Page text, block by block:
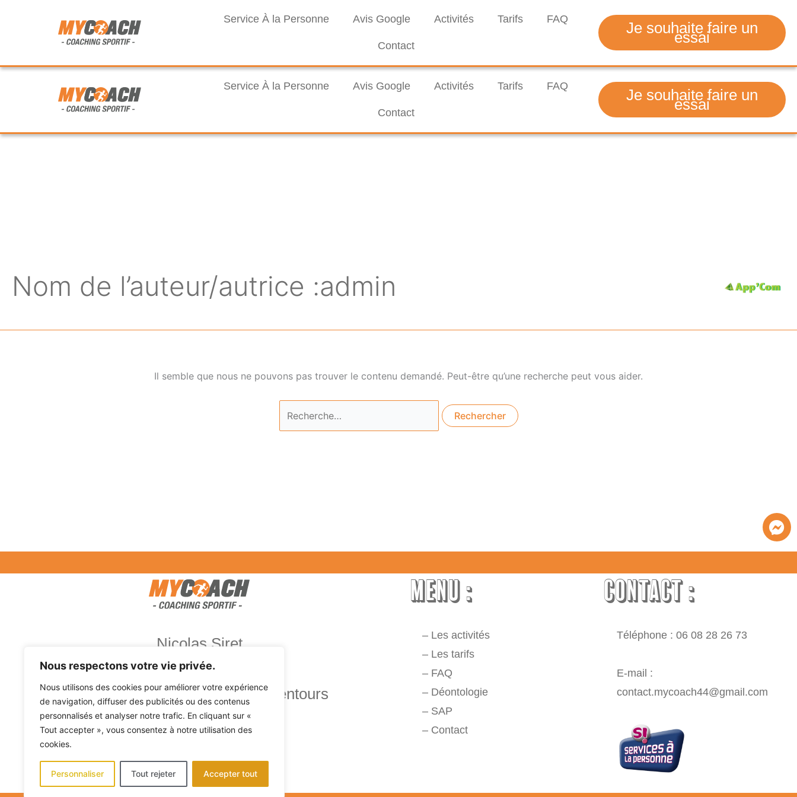
Nous respectons votre vie privée.
Nous utilisons des cookies pour améliorer votre expérience
de navigation, diffuser des publicités ou des contenus
personnalisés et analyser notre trafic. En cliquant sur «
Tout accepter », vous consentez à notre utilisation des
cookies.
Personnaliser Tout rejeter Accepter tout
Service À la Personne Avis Google Activités Tarifs FAQ
Contact
Je souhaite faire un
essai
Service À la Personne Avis Google Activités Tarifs FAQ
Contact
Je souhaite faire un
essai
Nom de l’auteur/autrice :admin
Il semble que nous ne pouvons pas trouver le contenu demandé. Peut-être qu’une recherche peut vous aider.
Nicolas Siret
Coaching à Guérande et ses alentours
MENU :
– Les activités
– Les tarifs
– FAQ
– Déontologie
– SAP
– Contact
CONTACT :
Téléphone : 06 08 28 26 73
E-mail :
contact.mycoach44@gmail.com